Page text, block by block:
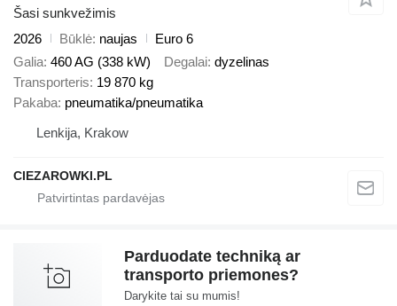
Šasi sunkvežimis
2026
Būklė naujas
Euro 6
Galia 460 AG (338 kW) Degalai dyzelinas
Transporteris 19 870 kg
Pakaba pneumatika/pneumatika
Lenkija, Krakow
CIEZAROWKI.PL
Parduodate techniką ar
transporto priemones?
Darykite tai su mumis!